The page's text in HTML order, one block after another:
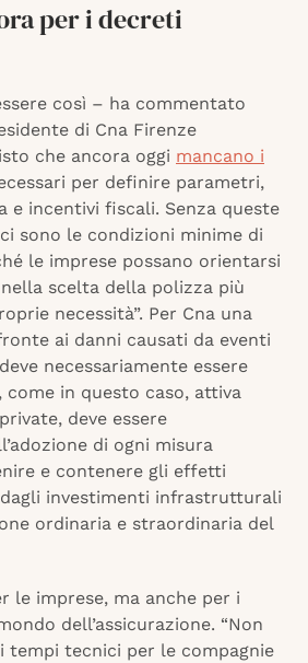
per i decreti
così – ha commentato
di Cna Firenze
che ancora oggi mancano i
per definire parametri,
e incentivi fiscali. Senza queste
sono le condizioni minime di
le imprese possano orientarsi
scelta della polizza più
necessità”. Per Cna una
ai danni causati da eventi
necessariamente essere
come in questo caso, attiva
deve essere
di ogni misura
e contenere gli effetti
investimenti infrastrutturali
ordinaria e straordinaria del
le imprese, ma anche per i
dell’assicurazione. “Non
tempi tecnici per le compagnie